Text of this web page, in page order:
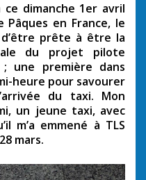
ce dimanche 1er avril
en France, le
prête à être la
du projet pilote
une première dans
heure pour savourer
du taxi. Mon
un jeune taxi, avec
m’a emmené à TLS
mars.